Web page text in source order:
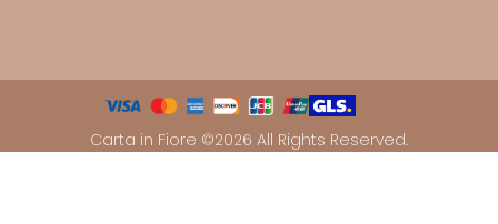
Carta in Fiore ©2026 All Rights Reserved.